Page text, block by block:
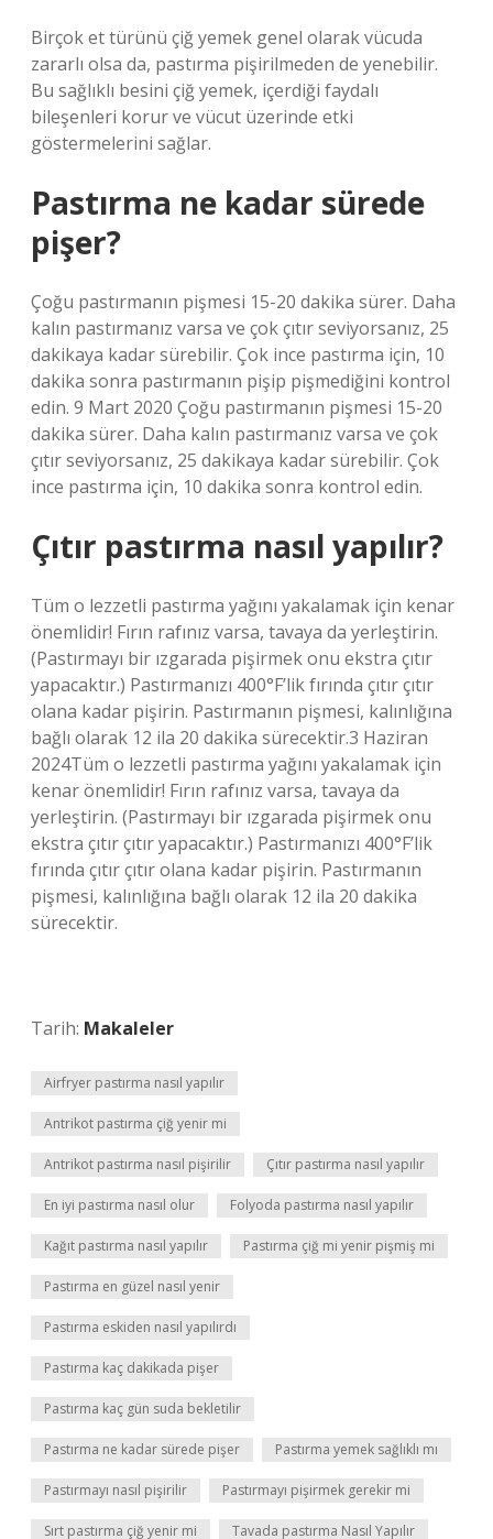
Birçok et türünü çiğ yemek genel olarak vücuda
zararlı olsa da, pastırma pişirilmeden de yenebilir.
Bu sağlıklı besini çiğ yemek, içerdiği faydalı
bileşenleri korur ve vücut üzerinde etki
göstermelerini sağlar.
Pastırma ne kadar sürede
pişer?
Çoğu pastırmanın pişmesi 15-20 dakika sürer. Daha
kalın pastırmanız varsa ve çok çıtır seviyorsanız, 25
dakikaya kadar sürebilir. Çok ince pastırma için, 10
dakika sonra pastırmanın pişip pişmediğini kontrol
edin. 9 Mart 2020 Çoğu pastırmanın pişmesi 15-20
dakika sürer. Daha kalın pastırmanız varsa ve çok
çıtır seviyorsanız, 25 dakikaya kadar sürebilir. Çok
ince pastırma için, 10 dakika sonra kontrol edin.
Çıtır pastırma nasıl yapılır?
Tüm o lezzetli pastırma yağını yakalamak için kenar
önemlidir! Fırın rafınız varsa, tavaya da yerleştirin.
(Pastırmayı bir ızgarada pişirmek onu ekstra çıtır
yapacaktır.) Pastırmanızı 400°F’lik fırında çıtır çıtır
olana kadar pişirin. Pastırmanın pişmesi, kalınlığına
bağlı olarak 12 ila 20 dakika sürecektir.3 Haziran
2024Tüm o lezzetli pastırma yağını yakalamak için
kenar önemlidir! Fırın rafınız varsa, tavaya da
yerleştirin. (Pastırmayı bir ızgarada pişirmek onu
ekstra çıtır çıtır yapacaktır.) Pastırmanızı 400°F’lik
fırında çıtır çıtır olana kadar pişirin. Pastırmanın
pişmesi, kalınlığına bağlı olarak 12 ila 20 dakika
sürecektir.
Tarih: Makaleler
Airfryer pastırma nasıl yapılır
Antrikot pastırma çiğ yenir mi
Antrikot pastırma nasıl pişirilir Çıtır pastırma nasıl yapılır
En iyi pastırma nasıl olur Folyoda pastırma nasıl yapılır
Kağıt pastırma nasıl yapılır Pastırma çiğ mi yenir pişmiş mi
Pastırma en güzel nasıl yenir
Pastırma eskiden nasıl yapılırdı
Pastırma kaç dakikada pişer
Pastırma kaç gün suda bekletilir
Pastırma ne kadar sürede pişer Pastırma yemek sağlıklı mı
Pastırmayı nasıl pişirilir Pastırmayı pişirmek gerekir mi
Sırt pastırma çiğ yenir mi Tavada pastırma Nasıl Yapılır